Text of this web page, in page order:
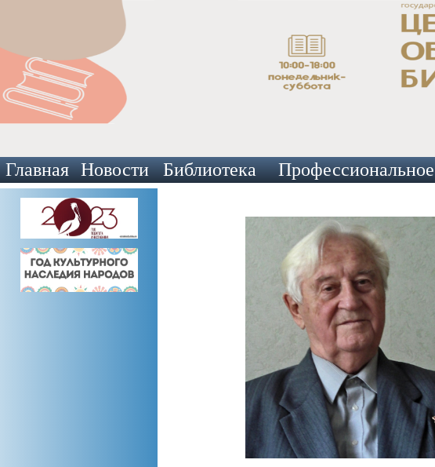
Главная Новости Библиотека Профессиональное